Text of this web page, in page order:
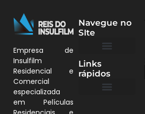
Empresa de
Insulfilm
Residencial e
Comercial
especializada
em Películas
Navegue no
SIte
Links
rápidos